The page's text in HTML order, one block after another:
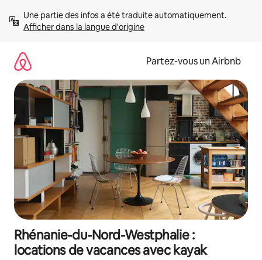
directement
Afficher dans la langue d'origine
Partez-vous un Airbnb
Rhénanie-du-Nord-Westphalie :
locations de vacances avec kayak